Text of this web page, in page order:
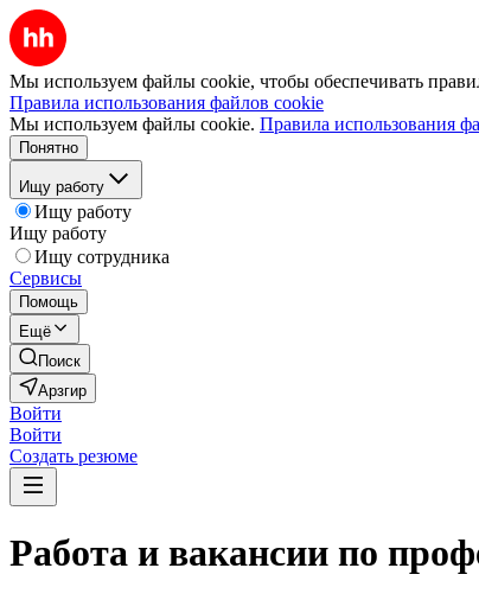
Мы используем файлы cookie, чтобы обеспечивать
Правила использования файлов cookie
Мы используем файлы cookie. Правила использования
Понятно
Ищу работу
Ищу работу
Ищу работу
Ищу сотрудника
Сервисы
Помощь
Ещё
Поиск
Арзгир
Войти
Войти
Создать резюме
Работа и вакансии по